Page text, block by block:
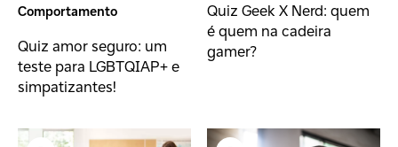
Comportamento
Quiz amor seguro: um
teste para LGBTQIAP+ e
simpatizantes!
Quiz Geek X Nerd: quem
é quem na cadeira
gamer?